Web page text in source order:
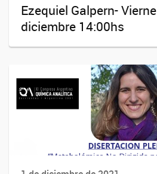
Ezequiel Galpern-
diciembre 14:00hs